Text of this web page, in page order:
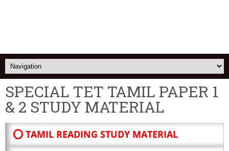
SPECIAL TET TAMIL PAPER 1
& 2 STUDY MATERIAL
⭕ TAMIL READING STUDY MATERIAL